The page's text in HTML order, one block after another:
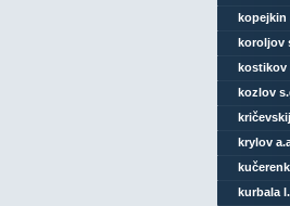
kopejkin
koroljov
kostikov
kozlov
krylov
kurbala